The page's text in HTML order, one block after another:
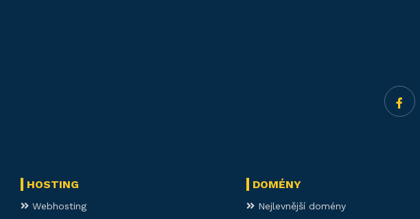
HOSTING
Webhosting
DOMÉNY
Nejlevnější domény